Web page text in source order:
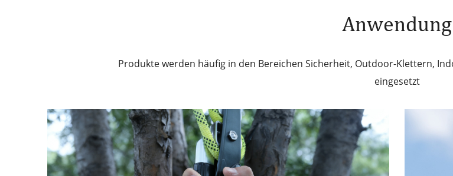
Anwendung
Produkte werden häufig in den Bereichen Sicherheit, Outdoor-Klettern,
eingesetzt